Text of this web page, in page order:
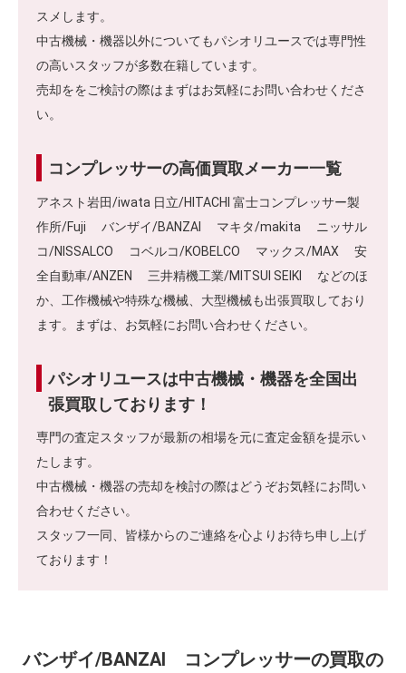
スメします。
中古機械・機器以外についてもパシオリユースでは専門性
の高いスタッフが多数在籍しています。
売却ををご検討の際はまずはお気軽にお問い合わせくださ
い。
コンプレッサーの高価買取メーカー一覧
アネスト岩田/iwata 日立/HITACHI 富士コンプレッサー製
作所/Fuji バンザイ/BANZAI マキタ/makita ニッサル
コ/NISSALCO コベルコ/KOBELCO マックス/MAX 安
全自動車/ANZEN 三井精機工業/MITSUI SEIKI などのほ
か、工作機械や特殊な機械、大型機械も出張買取しており
ます。まずは、お気軽にお問い合わせください。
パシオリユースは中古機械・機器を全国出
張買取しております！
専門の査定スタッフが最新の相場を元に査定金額を提示い
たします。
中古機械・機器の売却を検討の際はどうぞお気軽にお問い
合わせください。
スタッフ一同、皆様からのご連絡を心よりお待ち申し上げ
ております！
バンザイ/BANZAI コンプレッサーの買取の